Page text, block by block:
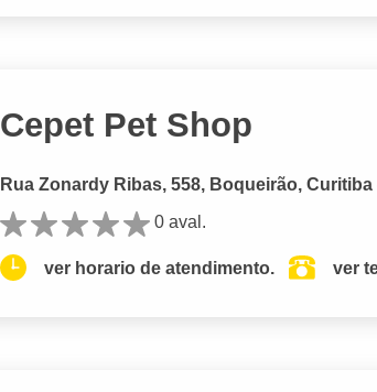
Cepet Pet Shop
Rua Zonardy Ribas, 558, Boqueirão, Curitiba
0 aval.
ver horario de atendimento. ver